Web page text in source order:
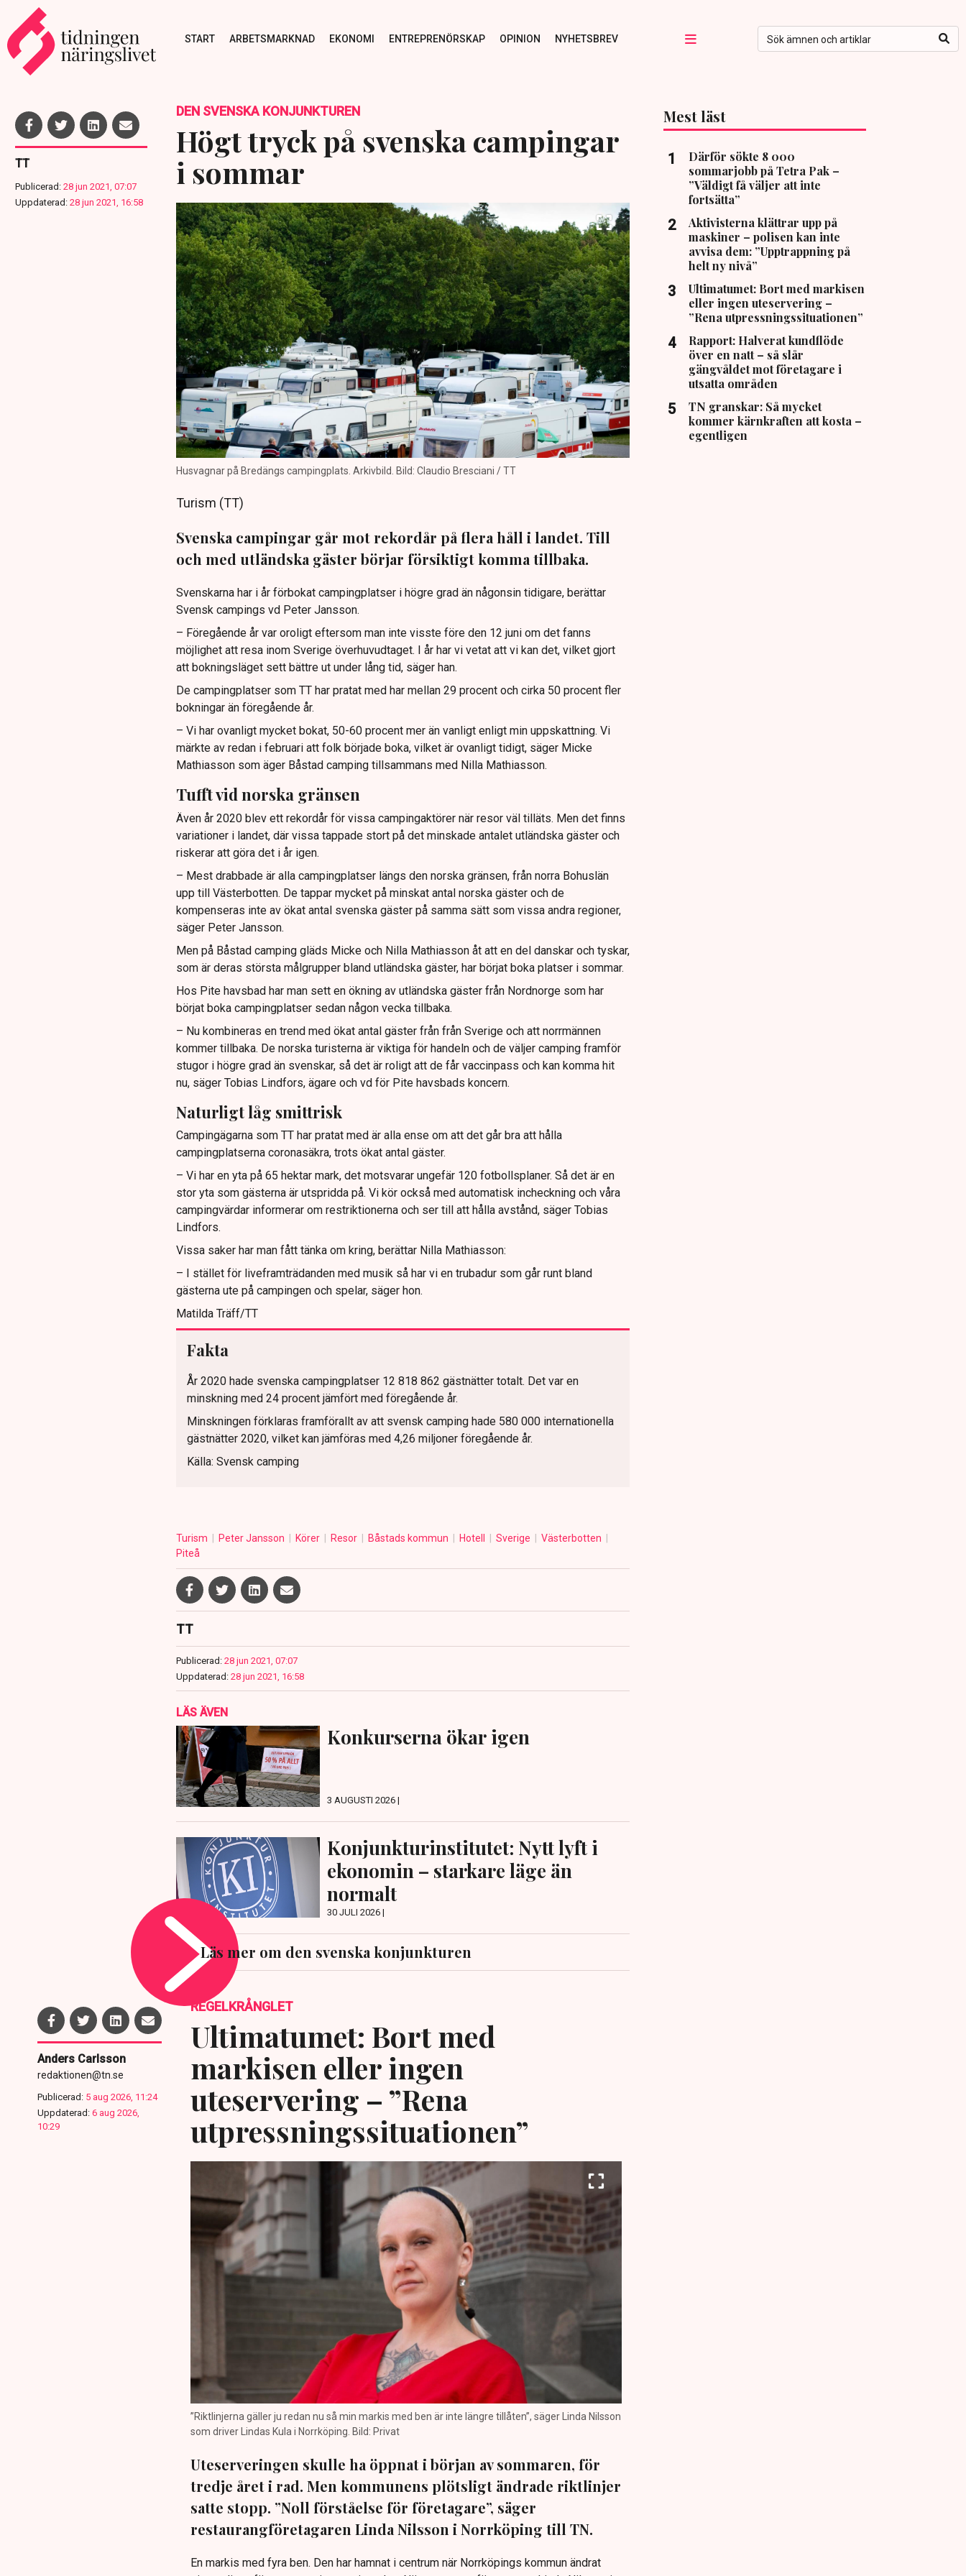
START ARBETSMARKNAD EKONOMI ENTREPRENÖRSKAP OPINION NYHETSBREV
TT
Publicerad: 28 jun 2021, 07:07
Uppdaterad: 28 jun 2021, 16:58
DEN SVENSKA KONJUNKTUREN
Högt tryck på svenska campingar
i sommar
Husvagnar på Bredängs campingplats. Arkivbild. Bild: Claudio Bresciani / TT
Turism (TT)
Svenska campingar går mot rekordår på flera håll i landet. Till
och med utländska gäster börjar försiktigt komma tillbaka.
Svenskarna har i år förbokat campingplatser i högre grad än någonsin tidigare, berättar
Svensk campings vd Peter Jansson.
– Föregående år var oroligt eftersom man inte visste före den 12 juni om det fanns
möjlighet att resa inom Sverige överhuvudtaget. I år har vi vetat att vi kan det, vilket gjort
att bokningsläget sett bättre ut under lång tid, säger han.
De campingplatser som TT har pratat med har mellan 29 procent och cirka 50 procent fler
bokningar än föregående år.
– Vi har ovanligt mycket bokat, 50-60 procent mer än vanligt enligt min uppskattning. Vi
märkte av redan i februari att folk började boka, vilket är ovanligt tidigt, säger Micke
Mathiasson som äger Båstad camping tillsammans med Nilla Mathiasson.
Tufft vid norska gränsen
Även år 2020 blev ett rekordår för vissa campingaktörer när resor väl tilläts. Men det finns
variationer i landet, där vissa tappade stort på det minskade antalet utländska gäster och
riskerar att göra det i år igen.
– Mest drabbade är alla campingplatser längs den norska gränsen, från norra Bohuslän
upp till Västerbotten. De tappar mycket på minskat antal norska gäster och de
kompenseras inte av ökat antal svenska gäster på samma sätt som vissa andra regioner,
säger Peter Jansson.
Men på Båstad camping gläds Micke och Nilla Mathiasson åt att en del danskar och tyskar,
som är deras största målgrupper bland utländska gäster, har börjat boka platser i sommar.
Hos Pite havsbad har man sett en ökning av utländska gäster från Nordnorge som har
börjat boka campingplatser sedan någon vecka tillbaka.
– Nu kombineras en trend med ökat antal gäster från från Sverige och att norrmännen
kommer tillbaka. De norska turisterna är viktiga för handeln och de väljer camping framför
stugor i högre grad än svenskar, så det är roligt att de får vaccinpass och kan komma hit
nu, säger Tobias Lindfors, ägare och vd för Pite havsbads koncern.
Naturligt låg smittrisk
Campingägarna som TT har pratat med är alla ense om att det går bra att hålla
campingplatserna coronasäkra, trots ökat antal gäster.
– Vi har en yta på 65 hektar mark, det motsvarar ungefär 120 fotbollsplaner. Så det är en
stor yta som gästerna är utspridda på. Vi kör också med automatisk incheckning och våra
campingvärdar informerar om restriktionerna och ser till att hålla avstånd, säger Tobias
Lindfors.
Vissa saker har man fått tänka om kring, berättar Nilla Mathiasson:
– I stället för liveframträdanden med musik så har vi en trubadur som går runt bland
gästerna ute på campingen och spelar, säger hon.
Matilda Träff/TT
Fakta
År 2020 hade svenska campingplatser 12 818 862 gästnätter totalt. Det var en
minskning med 24 procent jämfört med föregående år.
Minskningen förklaras framförallt av att svensk camping hade 580 000 internationella
gästnätter 2020, vilket kan jämföras med 4,26 miljoner föregående år.
Källa: Svensk camping
Turism Peter Jansson Körer Resor Båstads kommun Hotell Sverige
Västerbotten
Piteå
TT
Publicerad: 28 jun 2021, 07:07
Uppdaterad: 28 jun 2021, 16:58
LÄS ÄVEN
Konkurserna ökar igen
3 AUGUSTI 2026 |
Konjunkturinstitutet: Nytt lyft i
ekonomin – starkare läge än
normalt
30 JULI 2026 |
Läs mer om den svenska konjunkturen
Mest läst
Därför sökte 8 000
sommarjobb på Tetra Pak –
”Väldigt få väljer att inte
fortsätta”
Aktivisterna klättrar upp på
maskiner – polisen kan inte
avvisa dem: ”Upptrappning på
helt ny nivå”
Ultimatumet: Bort med markisen
eller ingen uteservering –
”Rena utpressningssituationen”
Rapport: Halverat kundflöde
över en natt – så slår
gängvåldet mot företagare i
utsatta områden
TN granskar: Så mycket
kommer kärnkraften att kosta –
egentligen
Anders Carlsson
redaktionen@tn.se
Publicerad: 5 aug 2026, 11:24
Uppdaterad: 6 aug 2026,
10:29
REGELKRÅNGLET
Ultimatumet: Bort med
markisen eller ingen
uteservering – ”Rena
utpressningssituationen”
”Riktlinjerna gäller ju redan nu så min markis med ben är inte längre tillåten”, säger Linda Nilsson
som driver Lindas Kula i Norrköping. Bild: Privat
Uteserveringen skulle ha öppnat i början av sommaren, för
tredje året i rad. Men kommunens plötsligt ändrade riktlinjer
satte stopp. ”Noll förståelse för företagare”, säger
restaurangföretagaren Linda Nilsson i Norrköping till TN.
En markis med fyra ben. Den har hamnat i centrum när Norrköpings kommun ändrat